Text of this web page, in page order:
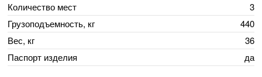
Количество мест
3
Грузоподъемность, кг
440
Вес, кг
36
Паспорт изделия
да